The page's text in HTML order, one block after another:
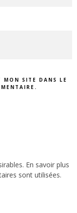
MON SITE DANS LE
En savoir plus
sont utilisées.